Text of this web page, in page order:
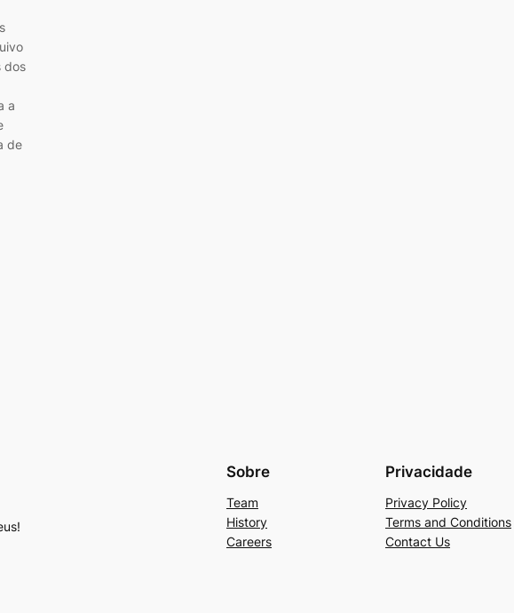
dos
a
de
Sobre
Team
History
Careers
Privacidade
Privacy Policy
Terms and Conditions
Contact Us